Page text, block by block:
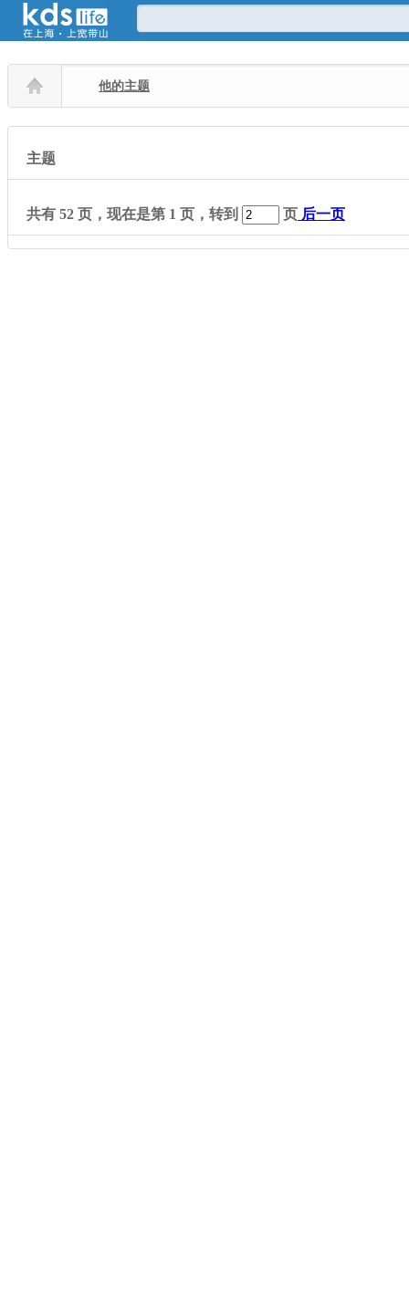
他的主题
主题
共有 52 页，现在是第 1 页，转到 页 后一页